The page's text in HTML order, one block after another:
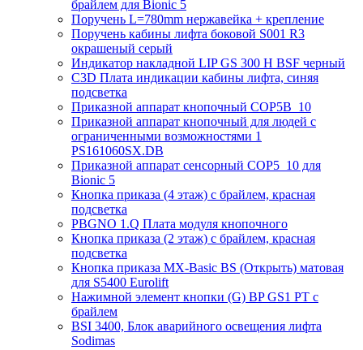
брайлем для Bionic 5
Поручень L=780mm нержавейка + крепление
Поручень кабины лифта боковой S001 R3
окрашеный серый
Индикатор накладной LIP GS 300 H BSF черный
C3D Плата индикации кабины лифта, синяя
подсветка
Приказной аппарат кнопочный COP5B_10
Приказной аппарат кнопочный для людей с
ограниченными возможностями 1
PS161060SX.DB
Приказной аппарат сенсорный COP5_10 для
Bionic 5
Кнопка приказа (4 этаж) с брайлем, красная
подсветка
PBGNO 1.Q Плата модуля кнопочного
Кнопка приказа (2 этаж) с брайлем, красная
подсветка
Кнопка приказа MX-Basic BS (Открыть) матовая
для S5400 Eurolift
Нажимной элемент кнопки (G) BP GS1 PT с
брайлем
BSI 3400, Блок аварийного освещения лифта
Sodimas